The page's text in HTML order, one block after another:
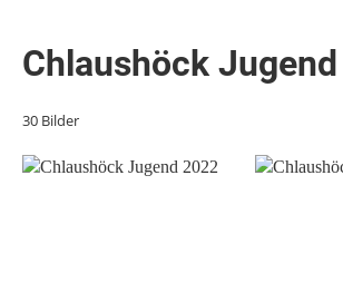
Chlaushöck
30 Bilder